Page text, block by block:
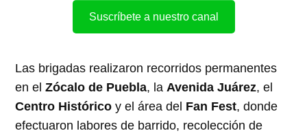
Suscríbete a nuestro canal
Las brigadas realizaron recorridos permanentes
en elZócalo de Puebla, la Avenida Juárez, el
Centro Histórico y el área del Fan Fest, donde
efectuaron labores de barrido, recolección de